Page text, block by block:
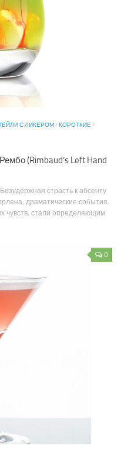
С ЛИКЕРОМ/КОРОТКИЕ/
(Rimbaud’s Left Hand
страсть к абсенту
драматические события,
чувств, стали определяющим
0